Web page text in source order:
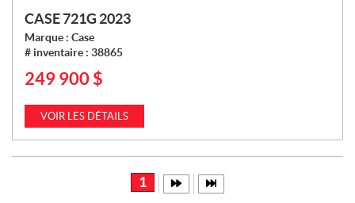
CASE 721G 2023
Marque : Case
# inventaire : 38865
P
X
249 900 $
VOIR LES DÉTAILS
1